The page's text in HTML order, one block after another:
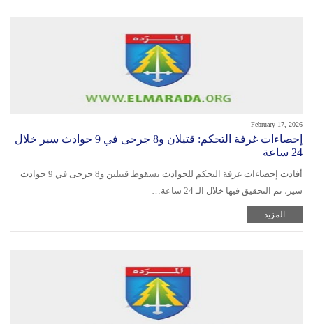
February 17, 2026
إحصاءات غرفة التحكم: قتيلان و8 جرحى في 9 حوادث سير خلال
24 ساعة
أفادت إحصاءات غرفة التحكم للحوادث بسقوط قتيلين و8 جرحى في 9 حوادث
سير، تم التحقيق فيها خلال الـ 24 ساعة…
المزيد